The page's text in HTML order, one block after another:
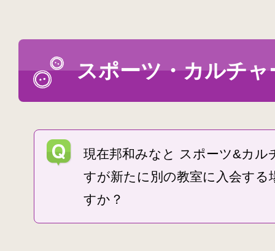
スポーツ・カルチャ
現在邦和みなと スポーツ&カル
すが新たに別の教室に入会する
すか？